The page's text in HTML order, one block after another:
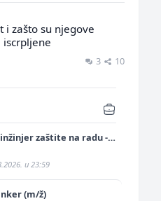
i zašto su njegove
3 10
zaštite na radu -
sigurnosti i pomoći
u 23:59
(m/ž)